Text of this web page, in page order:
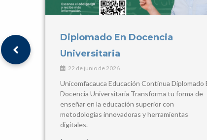
V ENCUENTRO
INTERNACIONALIZACIÓN REDEC
2026
16 de mayo de 2026
Internacionalización en la Educación Superior
¡REDEC llega al Caribe colombiano!
Fechas del Evento